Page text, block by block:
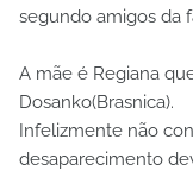
segundo amigos da
A mãe é Regiana
Dosanko(Brasnica).
Infelizmente não
desaparecimento